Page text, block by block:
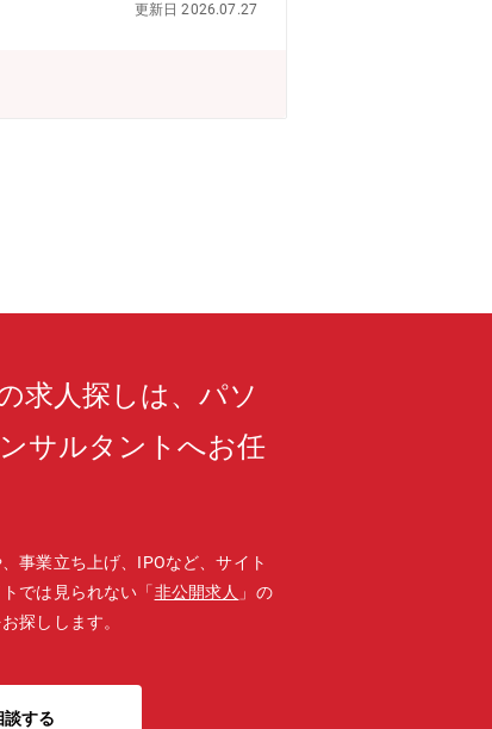
更新日 2026.07.27
求人探しは、パソ
サルタントへお任
事業立ち上げ、IPOなど、サイト
では見られない「非公開求人 」の
探しします。
する